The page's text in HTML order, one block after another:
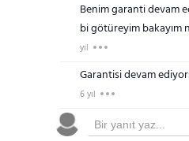
Benim garanti devam
bi götüreyim bakayım
yıl
Garantisi devam
6 yıl